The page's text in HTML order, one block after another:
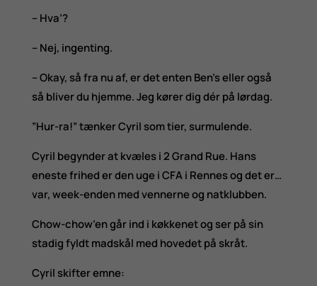
– Hva’?
– Nej, ingenting.
– Okay, så fra nu af, er det enten Ben’s eller også
så bliver du hjemme. Jeg kører dig dér på lørdag.
”Hur-ra!” tænker Cyril som tier, surmulende.
Cyril begynder at kvæles i 2 Grand Rue. Hans
eneste frihed er den uge i CFA i Rennes og det er…
var, week-enden med vennerne og natklubben.
Chow-chow’en går ind i køkkenet og ser på sin
stadig fyldt madskål med hovedet på skråt.
Cyril skifter emne: